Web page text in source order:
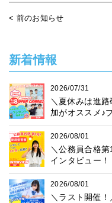
< 前のお知らせ
新着情報
2026/07/31
＼夏休みは進
加がオススメ♪
2026/08/01
＼公務員合格
インタビュー！
2026/08/01
＼ラスト開催